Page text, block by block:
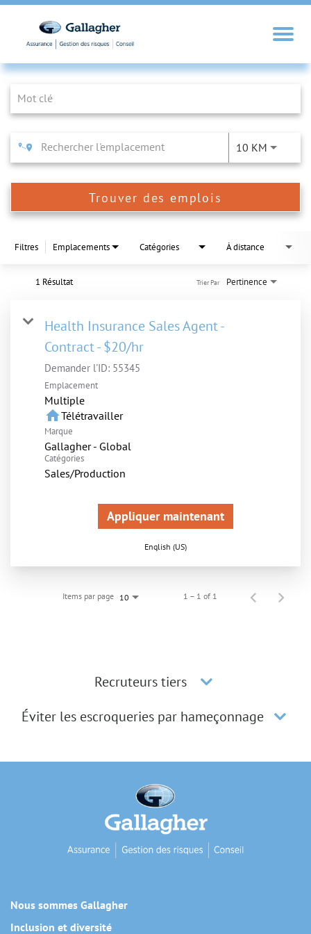
Job Search Page
10 KM
Trouver des emplois
Filtres Emplacements Catégories À distance
1 Résultat Pertinence
Trier Par
Health Insurance Sales Agent -
Contract - $20/hr
Demander l'ID: 55345
Emplacement
Multiple
homeTélétravailler
Marque
Gallagher - Global
Catégories
Sales/Production
Appliquer maintenant
English (US)
Items par page 10 1 – 1 of 1
Recruteurs tiers
Éviter les escroqueries par hameçonnage
Nous sommes Gallagher
Inclusion et diversité